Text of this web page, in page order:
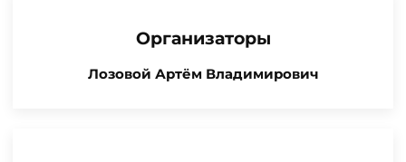
Организаторы
Лозовой Артём Владимирович